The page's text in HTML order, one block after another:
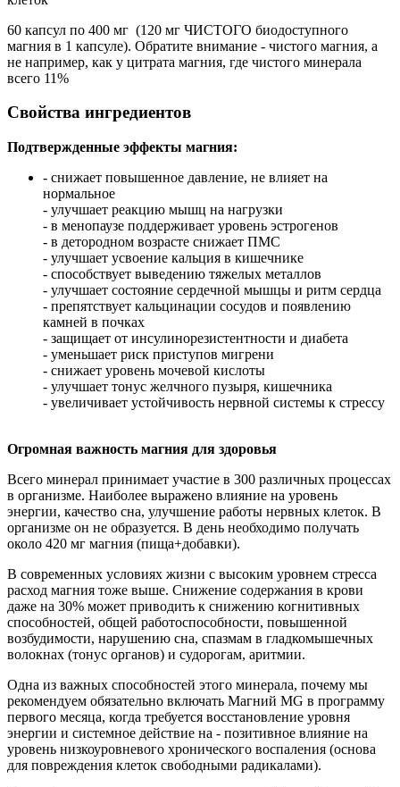
60 капсул по 400 мг (120 мг ЧИСТОГО биодоступного
магния в 1 капсуле). Обратите внимание - чистого магния, а
не например, как у цитрата магния, где чистого минерала
всего 11%
Свойства ингредиентов
Подтвержденные эффекты магния:
- снижает повышенное давление, не влияет на
нормальное
- улучшает реакцию мышц на нагрузки
- в менопаузе поддерживает уровень эстрогенов
- в детородном возрасте снижает ПМС
- улучшает усвоение кальция в кишечнике
- способствует выведению тяжелых металлов
- улучшает состояние сердечной мышцы и ритм сердца
- препятствует кальцинации сосудов и появлению
камней в почках
- защищает от инсулинорезистентности и диабета
- уменьшает риск приступов мигрени
- снижает уровень мочевой кислоты
- улучшает тонус желчного пузыря, кишечника
- увеличивает устойчивость нервной системы к стрессу
Огромная важность магния для здоровья
Всего минерал принимает участие в 300 различных процессах
в организме. Наиболее выражено влияние на уровень
энергии, качество сна, улучшение работы нервных клеток. В
организме он не образуется. В день необходимо получать
около 420 мг магния (пища+добавки).
В современных условиях жизни с высоким уровнем стресса
расход магния тоже выше. Снижение содержания в крови
даже на 30% может приводить к снижению когнитивных
способностей, общей работоспособности, повышенной
возбудимости, нарушению сна, спазмам в гладкомышечных
волокнах (тонус органов) и судорогам, аритмии.
Одна из важных способностей этого минерала, почему мы
рекомендуем обязательно включать Магний MG в программу
первого месяца, когда требуется восстановление уровня
энергии и системное действие на - позитивное влияние на
уровень низкоуровневого хронического воспаления (основа
для повреждения клеток свободными радикалами).